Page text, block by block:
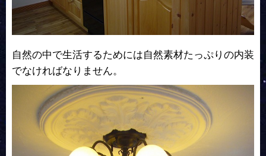
自然の中で生活するためには自然素材たっぷりの内装
でなければなりません。